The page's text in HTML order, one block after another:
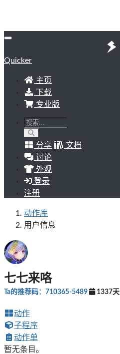
Quicker
主页
下载
专业版
分享
文档
讨论
外观
登录
注册
动作库
用户信息
七七来咯
Ta的推荐码：710365-5489 1337天
动作
子程序
动作单
暂无条目。